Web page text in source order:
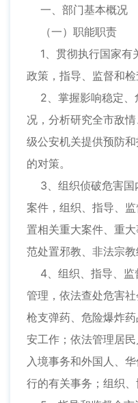
一、部门基本概况
（一）职能职责
1、贯彻执行国家有
政策，指导、监督和检
2、掌握影响稳定、
况，分析研究全市敌
级公安机关提供预防
的对策。
3、组织侦破危害国
案件，组织、指导、
置相关重大案件、重
范处置邪教、非法宗教
4、组织、指导、监
管理，依法查处危害
枪支弹药、危险爆炸
安工作；依法管理居
入境事务和外国人、
行的有关事务；组织、